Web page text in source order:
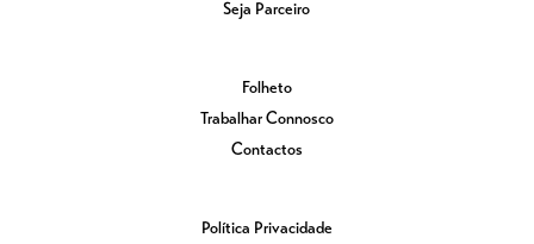
Seja Parceiro
Folheto
Trabalhar Connosco
Contactos
Política Privacidade